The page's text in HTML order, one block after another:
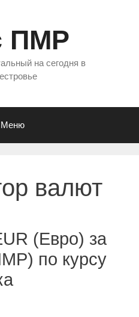
ПМР
на сегодня в
Меню
валют
(Евро) за
по курсу